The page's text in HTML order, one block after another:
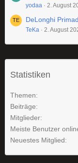
yodaa 2. August
DeLonghi
TeKa 2. August
Statistiken
Themen
Beiträge
Mitglieder
Meiste Benutzer
Neuestes Mitglied